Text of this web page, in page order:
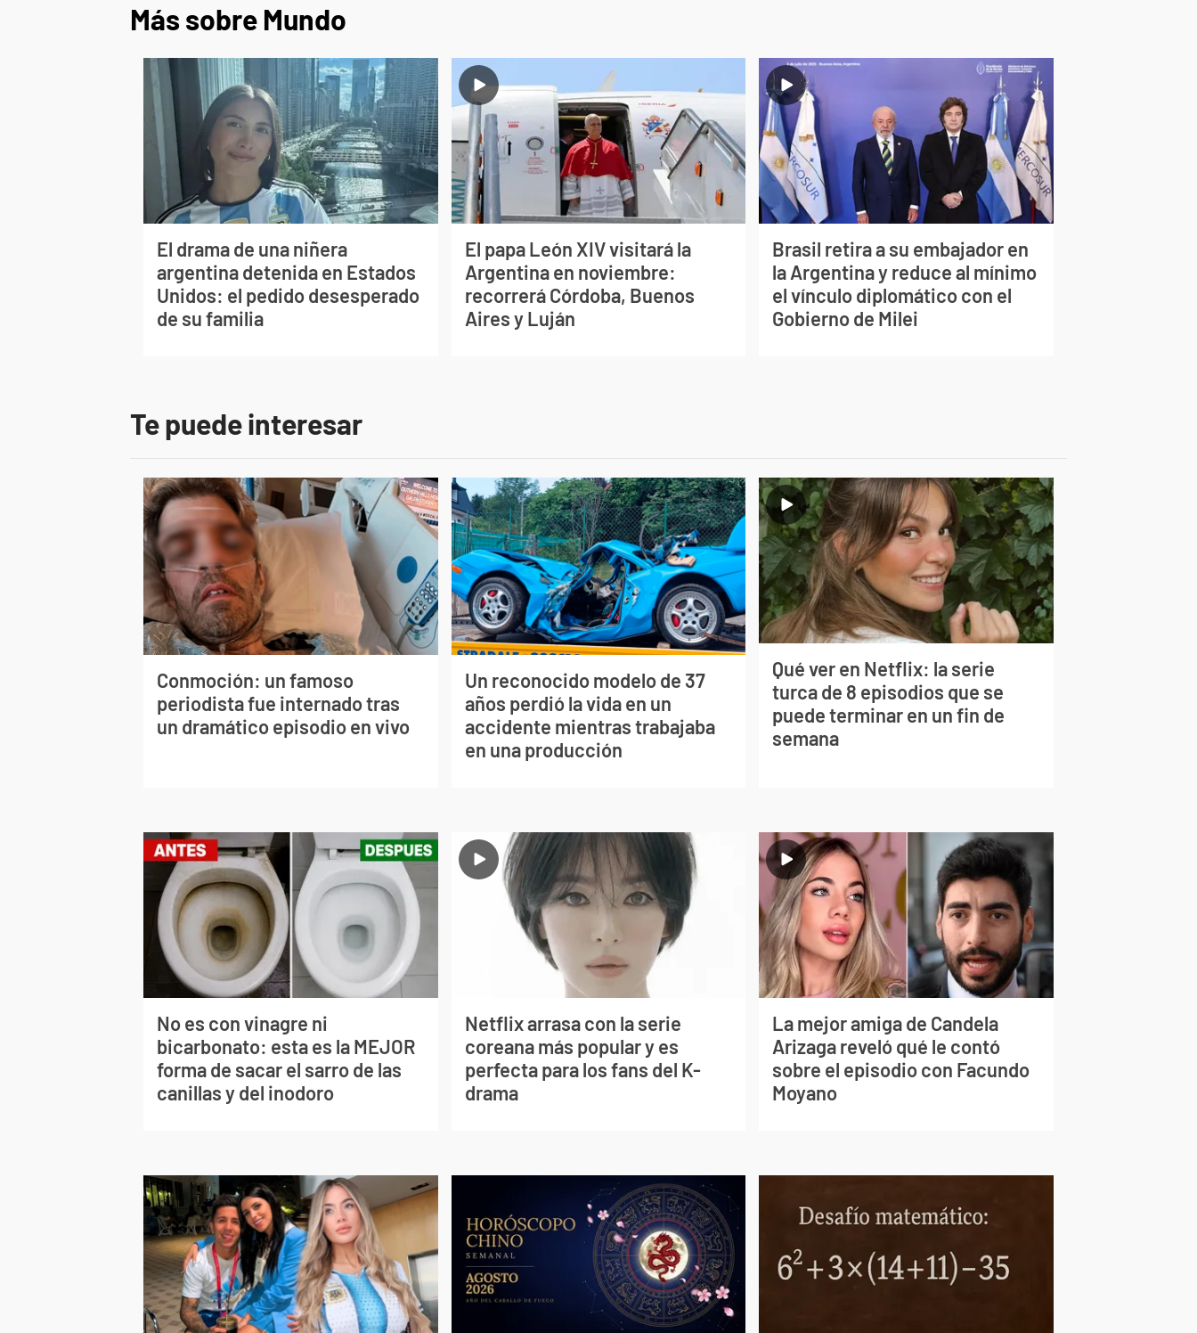
Más sobre Mundo
El drama de una niñera
argentina detenida en Estados
Unidos: el pedido desesperado
de su familia
El papa León XIV visitará la
Argentina en noviembre:
recorrerá Córdoba, Buenos
Aires y Luján
Brasil retira a su embajador en
la Argentina y reduce al mínimo
el vínculo diplomático con el
Gobierno de Milei
Te puede interesar
Conmoción: un famoso
periodista fue internado tras
un dramático episodio en vivo
Un reconocido modelo de 37
años perdió la vida en un
accidente mientras trabajaba
en una producción
Qué ver en Netflix: la serie
turca de 8 episodios que se
puede terminar en un fin de
semana
No es con vinagre ni
bicarbonato: esta es la MEJOR
forma de sacar el sarro de las
canillas y del inodoro
Netflix arrasa con la serie
coreana más popular y es
perfecta para los fans del K-
drama
La mejor amiga de Candela
Arizaga reveló qué le contó
sobre el episodio con Facundo
Moyano